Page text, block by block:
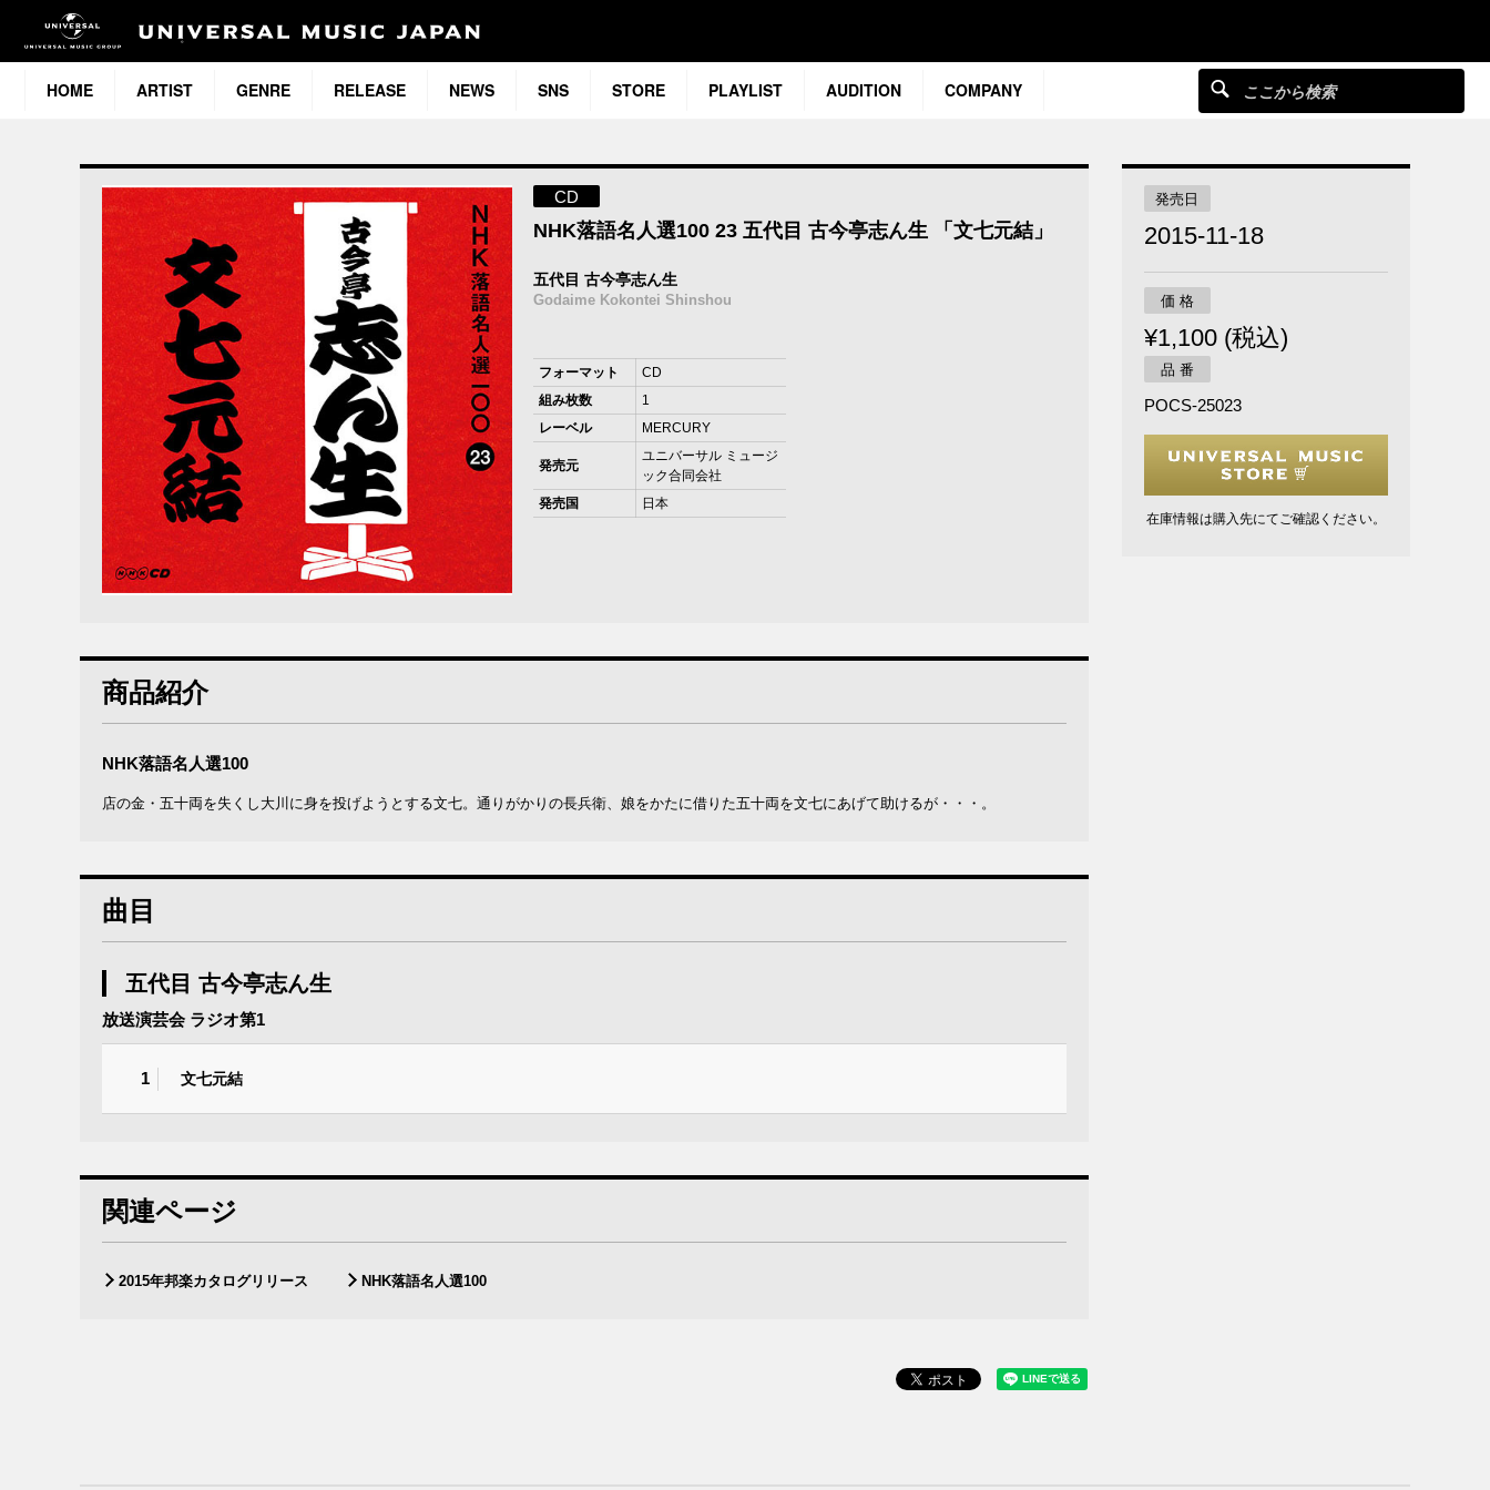
HOME ARTIST GENRE RELEASE NEWS SNS STORE PLAYLIST AUDITION COMPANY
CD
NHK落語名人選100 23 五代目 古今亭志ん生 「文七元結」
五代目 古今亭志ん生
Godaime Kokontei Shinshou
フォーマット
CD
組み枚数
1
レーベル
MERCURY
発売元
ユニバーサル ミュージ
ック合同会社
発売国
日本
商品紹介
NHK落語名人選100
店の金・五十両を失くし大川に身を投げようとする文七。通りがかりの長兵衛、娘をかたに借りた五十両を文七にあげて助けるが・・・。
曲目
五代目 古今亭志ん生
放送演芸会 ラジオ第1
1 文七元結
関連ページ
2015年邦楽カタログリリース NHK落語名人選100
発売日
2015-11-18
価 格
¥1,100 (税込)
品 番
POCS-25023
在庫情報は購入先にてご確認ください。